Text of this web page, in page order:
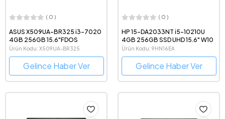
( 0 )
ASUS X509UA-BR325 i3-7020
4GB 256GB 15.6"FDOS
Ürün Kodu: X509UA-BR325
Gelince Haber Ver
( 0 )
HP 15-DA2033NT i5-10210U
4GB 256GB SSD UHD 15.6" W10
Ürün Kodu: 9HN16EA
Gelince Haber Ver